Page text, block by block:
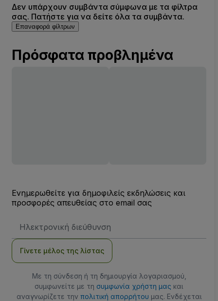
Δεν υπάρχουν συμβάντα σύμφωνα με τα φίλτρα
σας. Πατήστε για να δείτε όλα τα συμβάντα.
Επαναφορά φίλτρων
Πρόσφατα προβλημένα
Ενημερωθείτε για δημοφιλείς εκδηλώσεις και
προσφορές απευθείας στο email σας
Email
Γίνετε μέλος της λίστας
Με τη σύνδεση ή τη δημιουργία λογαριασμού,
συμφωνείτε με τη συμφωνία χρήστη μας και
αναγνωρίζετε την πολιτική απορρήτου μας. Ενδέχεται